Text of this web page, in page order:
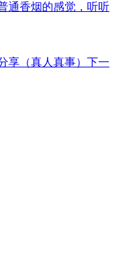
通香烟的感觉，听听
享（真人真事） 下一